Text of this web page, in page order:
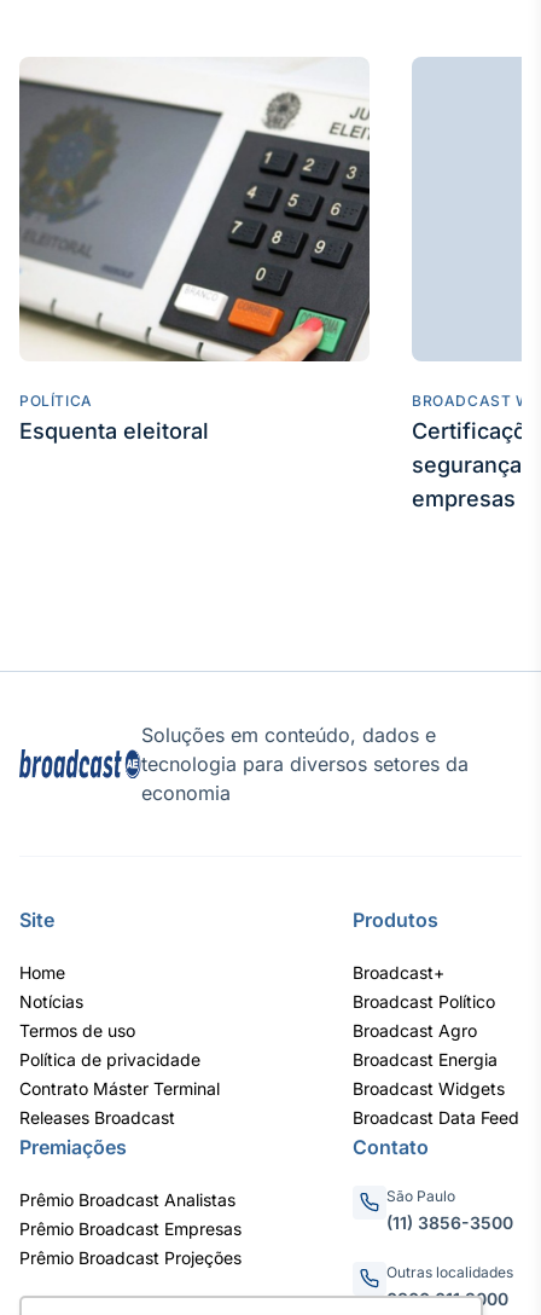
Investimentos
Em breve
Tokenização
de ativos
Em breve
POLÍTICA
Esquenta eleitoral
BROADCAST
segurança
empresas
Soluções em conteúdo, dados e
tecnologia para diversos setores da
economia
Site
Home
Notícias
Termos de uso
Política de privacidade
Contrato Máster Terminal
Releases Broadcast
Produtos
Broadcast+
Broadcast Político
Broadcast Agro
Broadcast Energia
Broadcast Widgets
Broadcast Data Feed
Premiações
Prêmio Broadcast Analistas
Prêmio Broadcast Empresas
Prêmio Broadcast Projeções
Contato
São Paulo
(11) 3856-3500
Outras localidades
0800.011.3000